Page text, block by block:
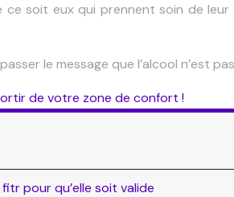
soit eux qui prennent soin de leur
le message que l’alcool n’est
de votre zone de confort !
pour qu’elle soit valide